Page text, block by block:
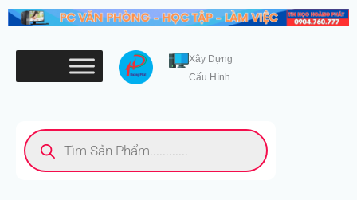
Nhảy
tới
Xây Dựng
Cấu Hình
Tìm
kiếm
sản
phẩm